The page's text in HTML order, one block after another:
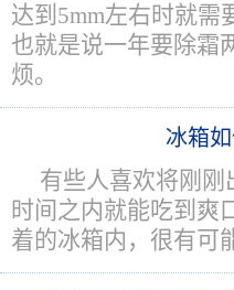
达到5mm左右时就需
也就是说一年要除霜
烦。
冰箱
有些人喜欢将刚
时间之内就能吃到爽
着的冰箱内，很有可